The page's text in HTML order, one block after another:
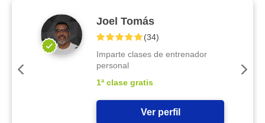
Joel Tomás
(34)
Imparte clases de entrenador
personal
1ª clase gratis
Ver perfil